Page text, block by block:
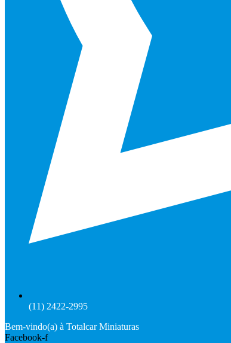
(11) 2422-2995
Bem-vindo(a) à Totalcar Miniaturas
Facebook-f